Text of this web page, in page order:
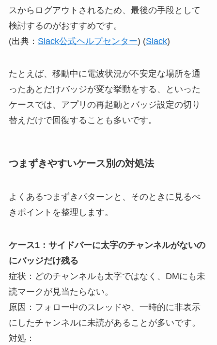
スからログアウトされるため、最後の手段として
検討するのがおすすめです。
(出典： Slack公式ヘルプセンター) (Slack)
たとえば、移動中に電波状況が不安定な場所を通
ったあとだけバッジが変な挙動をする、といった
ケースでは、アプリの再起動とバッジ設定の切り
替えだけで回復することも多いです。
つまずきやすいケース別の対処法
よくあるつまずきパターンと、そのときに見るべ
きポイントを整理します。
ケース1：サイドバーに太字のチャンネルがないの
にバッジだけ残る
症状：どのチャンネルも太字ではなく、DMにも未
読マークが見当たらない。
原因：フォロー中のスレッドや、一時的に非表示
にしたチャンネルに未読があることが多いです。
対処：